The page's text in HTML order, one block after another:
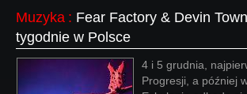
Muzyka : Fear Factory & Devin
tygodnie w Polsce
4 i 5 grudnia,
Progresji, a później